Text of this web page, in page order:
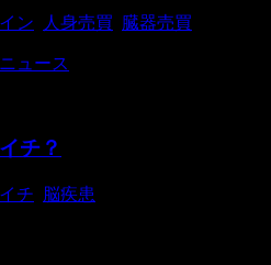
ン 人身売買 臓器売買
ュース
チ？
チ 脳疾患